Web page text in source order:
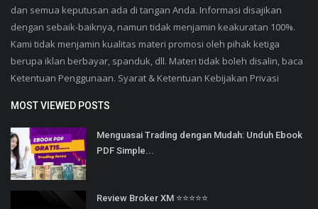
dan semua keputusan ada di tangan Anda. Informasi disajikan
dengan sebaik-baiknya, namun tidak menjamin keakuratan 100%.
Kami tidak menjamin kualitas materi promosi oleh pihak ketiga
berupa iklan berbayar, spanduk, dll. Materi tidak boleh disalin, baca
Ketentuan Penggunaan. Syarat & Ketentuan Kebijakan Privasi
MOST VIEWED POSTS
Menguasai Trading dengan Mudah: Unduh Ebook
PDF Simple...
Review Broker XM ⭐⭐⭐⭐⭐